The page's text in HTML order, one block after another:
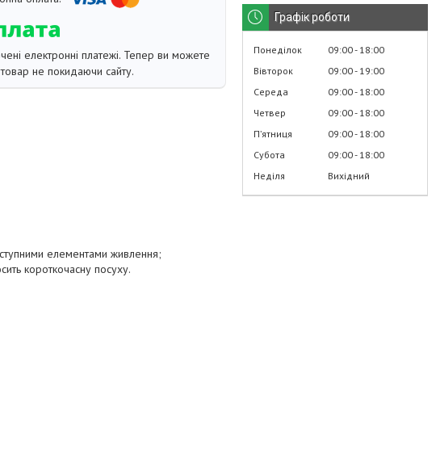
електронні платежі. Тепер ви можете
не покидаючи сайту.
елементами живлення;
короткочасну посуху.
Графік роботи
Понеділок 09:00 18:00
Вівторок
09:00 19:00
Середа
09:00 18:00
Четвер
09:00 18:00
Пʼятниця
09:00 18:00
Субота
09:00 18:00
Неділя
Вихідний